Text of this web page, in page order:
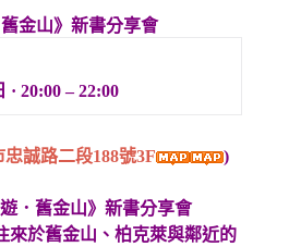
舊金山》新書分享會
· 20:00 – 22:00
忠誠路二段188號3F )
．舊金山》新書分享會
來於舊金山、柏克萊與鄰近的